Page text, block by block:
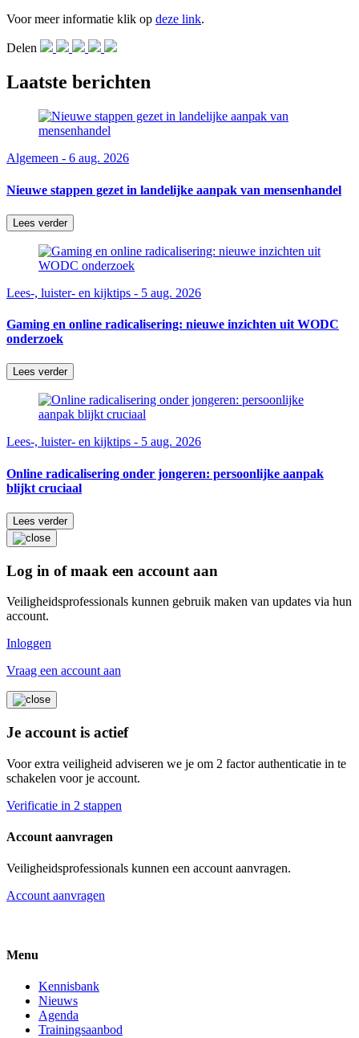
Voor meer informatie klik op deze link.
Delen
Laatste berichten
Algemeen - 6 aug. 2026
Nieuwe stappen gezet in landelijke aanpak van mensenhandel
Lees verder
Lees-, luister- en kijktips - 5 aug. 2026
Gaming en online radicalisering: nieuwe inzichten uit WODC
onderzoek
Lees verder
Lees-, luister- en kijktips - 5 aug. 2026
Online radicalisering onder jongeren: persoonlijke aanpak
blijkt cruciaal
Lees verder
Log in of maak een account aan
Veiligheidsprofessionals kunnen gebruik maken van updates via hun
account.
Inloggen
Vraag een account aan
Je account is actief
Voor extra veiligheid adviseren we je om 2 factor authenticatie in te
schakelen voor je account.
Verificatie in 2 stappen
Account aanvragen
Veiligheidsprofessionals kunnen een account aanvragen.
Account aanvragen
Menu
Kennisbank
Nieuws
Agenda
Trainingsaanbod